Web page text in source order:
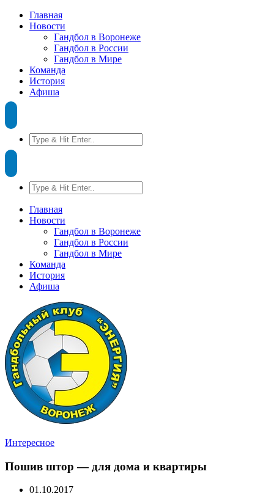
Главная
Новости
Гандбол в Воронеже
Гандбол в России
Гандбол в Мире
Команда
История
Афиша
Главная
Новости
Гандбол в Воронеже
Гандбол в России
Гандбол в Мире
Команда
История
Афиша
Интересное
Пошив штор — для дома и квартиры
01.10.2017